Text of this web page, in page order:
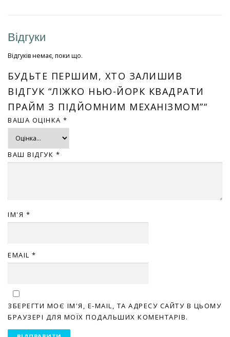
Відгуки
Відгуків немає, поки що.
БУДЬТЕ ПЕРШИМ, ХТО ЗАЛИШИВ
ВІДГУК “ЛІЖКО НЬЮ-ЙОРК КВАДРАТИ
ПРАЙМ З ПІДЙОМНИМ МЕХАНІЗМОМ”“
ВАША ОЦІНКА *
ВАШ ВІДГУК *
ІМ'Я *
EMAIL *
ЗБЕРЕГТИ МОЄ ІМ'Я, E-MAIL, ТА АДРЕСУ САЙТУ В ЦЬОМУ
БРАУЗЕРІ ДЛЯ МОЇХ ПОДАЛЬШИХ КОМЕНТАРІВ.